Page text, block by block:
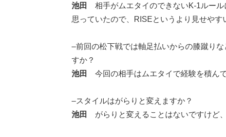
池田
相手がムエタイのできないK-1ルール
思っていたので、RISEというより見せやす
–前回の松下戦では軸足払いからの膝蹴り
すか？
池田
今回の相手はムエタイで経験を積ん
–スタイルはがらりと変えますか？
池田
がらりと変えることはないですけど